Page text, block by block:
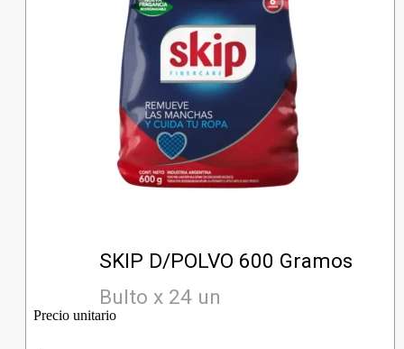
SKIP D/POLVO 600 Gramos
Bulto x 24 un
Precio unitario